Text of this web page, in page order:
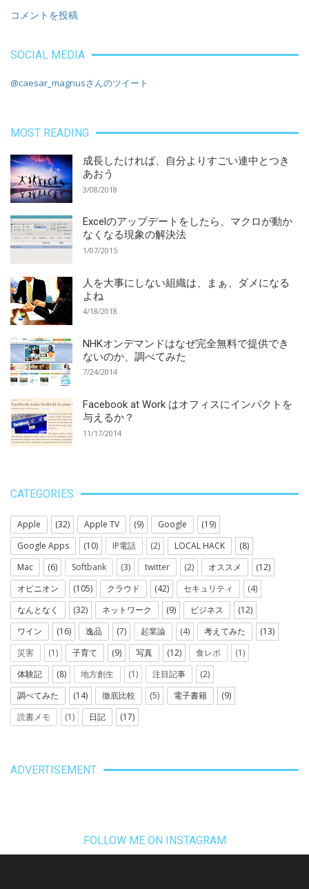
コメントを投稿
SOCIAL MEDIA
@caesar_magnusさんのツイート
MOST READING
成長したければ、自分よりすごい連中とつき
あおう
3/08/2018
Excelのアップデートをしたら、マクロが動か
なくなる現象の解決法
1/07/2015
人を大事にしない組織は、まぁ、ダメになる
よね
4/18/2018
NHKオンデマンドはなぜ完全無料で提供でき
ないのか、調べてみた
7/24/2014
Facebook at Work はオフィスにインパクトを
与えるか？
11/17/2014
CATEGORIES
Apple (32) Apple TV (9) Google
(19)
Google Apps
(10) IP電話 (2) LOCAL HACK
(8)
Mac
(6) Softbank (3) twitter (2) オススメ
(12)
オピニオン
(105) クラウド (42) セキュリティ
(4)
なんとなく
(32) ネットワーク (9) ビジネス
(12)
ワイン
(16) 逸品 (7) 起業論 (4) 考えてみた
(13)
災害
(1) 子育て (9) 写真 (12) 食レポ
(1)
体験記
(8) 地方創生 (1) 注目記事
(2)
調べてみた
(14) 徹底比較 (5) 電子書籍
(9)
読書メモ
(1) 日記 (17)
ADVERTISEMENT
FOLLOW ME ON INSTAGRAM